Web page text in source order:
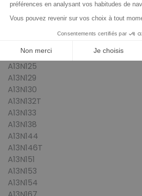
A13N108
A13N109
A13N123
A13N125
A13N129
A13N130
A13N132T
A13N133
A13N138
A13N144
A13N146T
A13N151
A13N153
A13N154